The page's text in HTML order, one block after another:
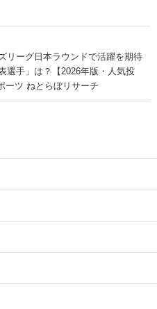
リーグ日本ラウンドで活躍を期待
選手」は？【2026年版・人気投
ーツ ねとらぼリサーチ